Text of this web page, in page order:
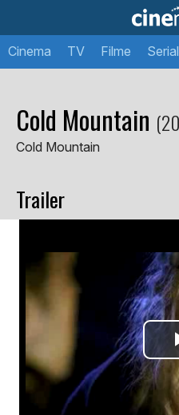
Cinema TV Filme
Cold Mountain
Cold Mountain
Trailer